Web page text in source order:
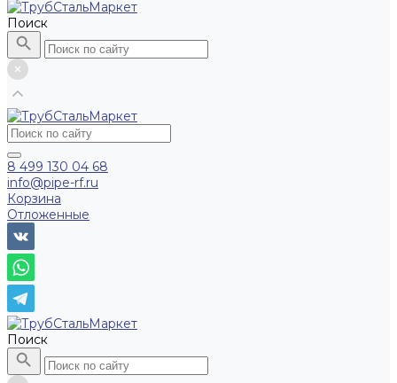
Поиск
8 499 130 04 68
info@pipe-rf.ru
Корзина
Отложенные
Поиск